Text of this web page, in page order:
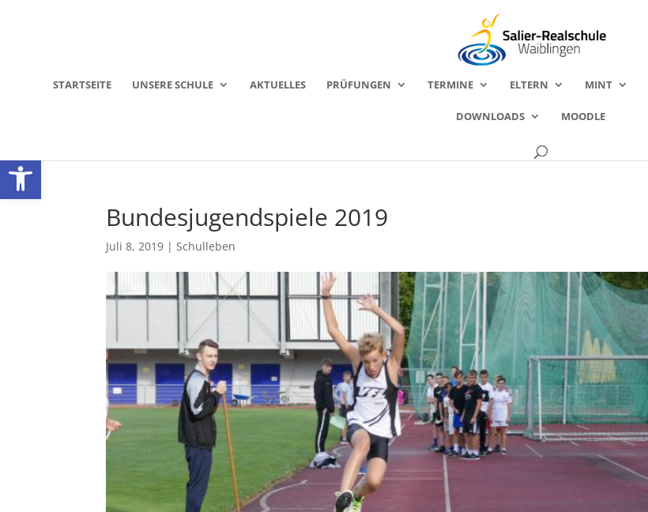
Werkzeugleiste öffnen
STARTSEITE UNSERE SCHULE AKTUELLES PRÜFUNGEN TERMINE ELTERN MINT
DOWNLOADS MOODLE
Bundesjugendspiele 2019
Juli 8, 2019 |Schulleben